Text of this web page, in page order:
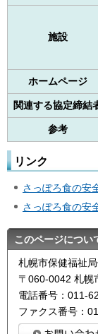
施設
ホームページ
関連する協定締結
参考
リンク
さっぽろ食の安
さっぽろ食の安
このページについ
札幌市保健福祉
〒060-0042 札幌
電話番号：011-
ファクス番号：